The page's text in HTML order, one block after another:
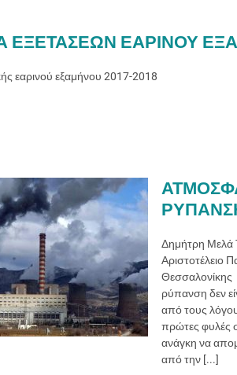
ΕΞΕΤΑΣΕΩΝ ΕΑΡΙΝΟΥ
εαρινού εξαμήνου 2017-2018
Δημήτρη Μελά
Αριστοτέλειο
Θεσσαλονίκης
ρύπανση δεν
από τους
πρώτες φυλές
ανάγκη να
από την [...]